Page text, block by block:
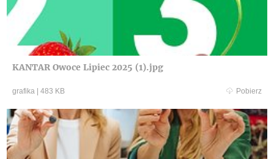
KANTAR Owoce Lipiec 2025 (1).jpg
grafika | 483 KB Pobierz